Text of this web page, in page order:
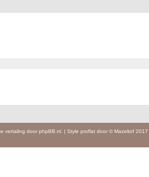
vertaling door phpBB.nl | Style proflat door © Mazeltof 2017